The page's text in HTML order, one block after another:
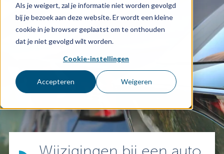
Als je weigert, zal je informatie niet worden gevolgd
bij je bezoek aan deze website. Er wordt een kleine
cookie in je browser geplaatst om te onthouden
dat je niet gevolgd wilt worden.
Cookie-instellingen
Accepteren Weigeren
Schade melden
Afspraak maken
0318 - 544 044
Nieuws
Mijn Sibbing